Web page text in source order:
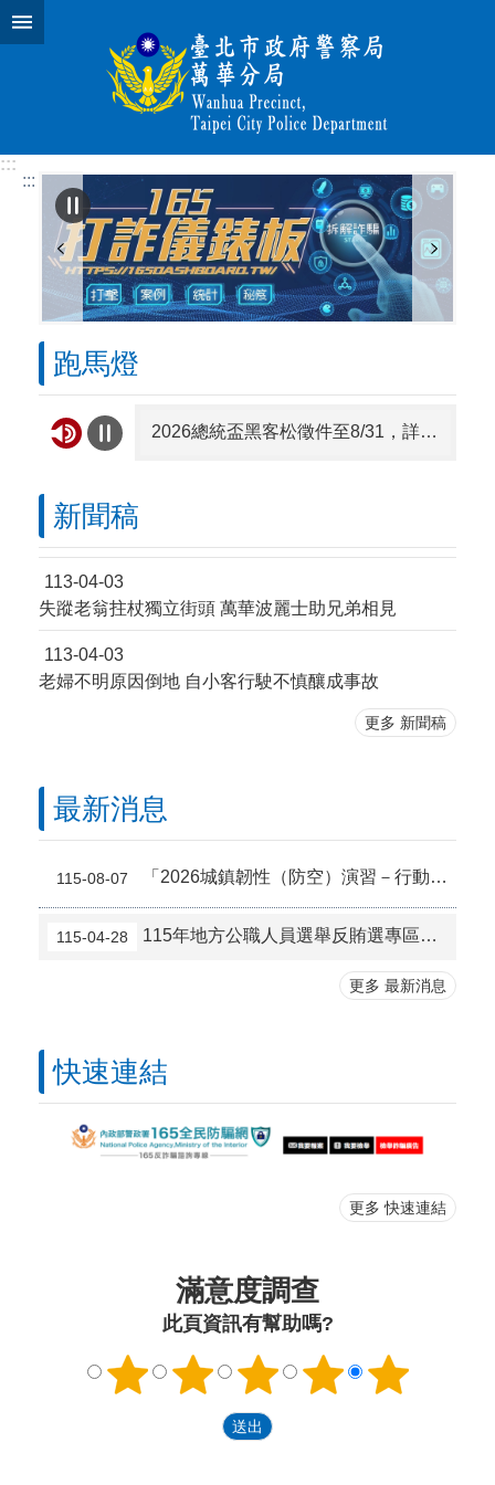
跳到主要內容區塊
:::
:::
跑馬燈
2026總統盃黑客松徵件至8/31，詳見「總統盃黑客松」網站
新聞稿
113-04-03
失蹤老翁拄杖獨立街頭 萬華波麗士助兄弟相見
113-04-03
老婦不明原因倒地 自小客行駛不慎釀成事故
更多 新聞稿
最新消息
115-08-07 「2026城鎮韌性（防空）演習－行動網路降速演練」宣導
115-04-28 115年地方公職人員選舉反賄選專區（檢舉管道及情資窗口）
更多 最新消息
快速連結
更多 快速連結
滿意度調查
此頁資訊有幫助嗎?